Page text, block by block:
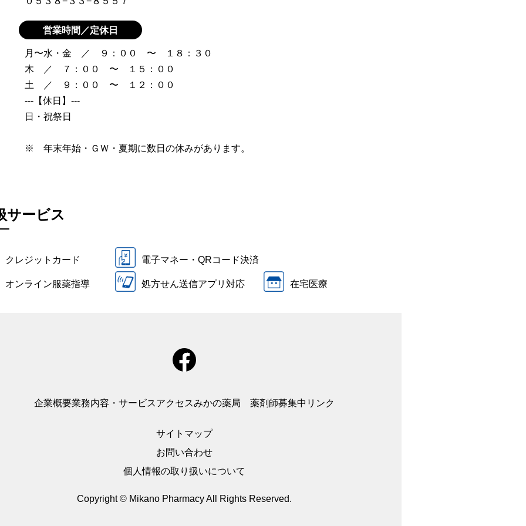
営業時間／定休日
月〜水・金 ／ ９：００ 〜 １８：３０
木 ／ ７：００ 〜 １５：００
土 ／ ９：００ 〜 １２：００
---【休日】---
日・祝祭日
※ 年末年始・ＧＷ・夏期に数日の休みがあります。
サービス
クレジットカード 電子マネー・QRコード決済
オンライン服薬指導 処方せん送信アプリ対応 在宅医療
企業概要業務内容・サービスアクセスみかの薬局 薬剤師募集中 リンク
サイトマップ
お問い合わせ
個人情報の取り扱いについて
Copyright © Mikano PharmacyAll Rights Reserved.